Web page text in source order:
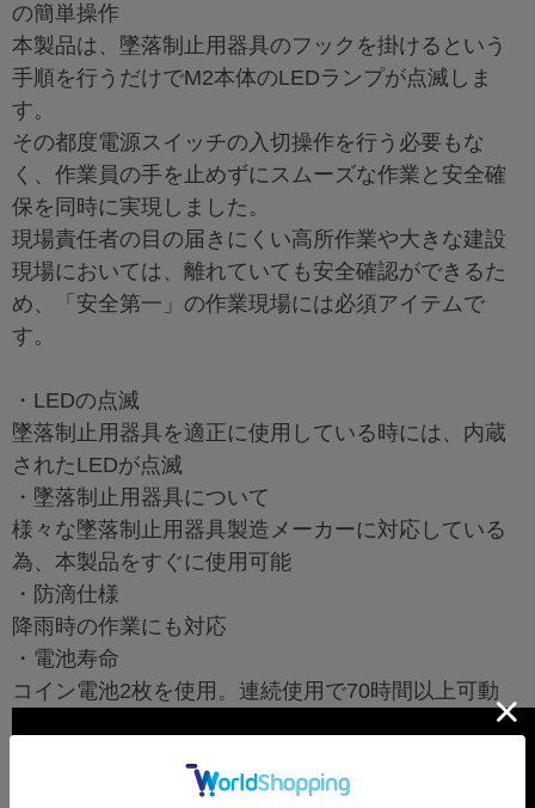
の簡単操作
本製品は、墜落制止用器具のフックを掛けるという
手順を行うだけでM2本体のLEDランプが点滅しま
す。
その都度電源スイッチの入切操作を行う必要もな
く、作業員の手を止めずにスムーズな作業と安全確
保を同時に実現しました。
現場責任者の目の届きにくい高所作業や大きな建設
現場においては、離れていても安全確認ができるた
め、「安全第一」の作業現場には必須アイテムで
す。
・LEDの点滅
墜落制止用器具を適正に使用している時には、内蔵
されたLEDが点滅
・墜落制止用器具について
様々な墜落制止用器具製造メーカーに対応している
為、本製品をすぐに使用可能
・防滴仕様
降雨時の作業にも対応
・電池寿命
コイン電池2枚を使用。連続使用で70時間以上可動